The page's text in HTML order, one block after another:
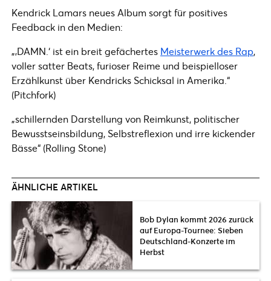
Kendrick Lamars neues Album sorgt für positives
Feedback in den Medien:
„‚DAMN.‘ ist ein breit gefächertes Meisterwerk des Rap,
voller satter Beats, furioser Reime und beispielloser
Erzählkunst über Kendricks Schicksal in Amerika.“
(Pitchfork)
„schillernden Darstellung von Reimkunst, politischer
Bewusstseinsbildung, Selbstreflexion und irre kickender
Bässe“ (Rolling Stone)
ÄHNLICHE ARTIKEL
Bob Dylan kommt 2026 zurück
auf Europa-Tournee: Sieben
Deutschland-Konzerte im
Herbst